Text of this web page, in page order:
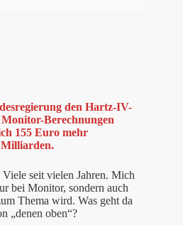
den Hartz-IV-
Berechnungen
155 Euro mehr
Milliarden.
seit vielen Jahren. Mich
bei Monitor, sondern auch
Thema wird. Was geht da
„denen oben“?